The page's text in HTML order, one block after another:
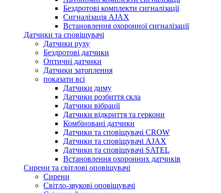
Бездротові комплекти сигналізації
Сигналізація AJAX
Встановлення охоронної сигналізації
Датчики та сповіщувачі
Датчики руху
Бездротові датчики
Оптичні датчики
Датчики затоплення
показати всі
Датчики диму
Датчики розбиття скла
Датчики вібрації
Датчики відкриття та геркони
Комбіновані датчики
Датчики та сповіщувачі CROW
Датчики та сповіщувачі AJAX
Датчики та сповіщувачі SATEL
Встановлення охоронних датчиків
Сирени та світлові оповіщувачі
Сирени
Світло-звукові оповіщувачі